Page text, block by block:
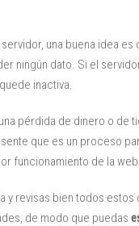
una buena idea
ningún dato. Si el
inactiva.
pérdida de dinero o de
que es un proceso
funcionamiento de la web.
y revisas bien todos
de modo que puedas